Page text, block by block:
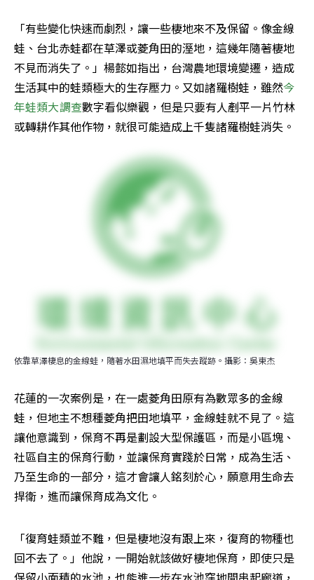
「有些變化快速而劇烈，讓一些棲地來不及保留。像金線
蛙、台北赤蛙都在草澤或菱角田的溼地，這幾年隨著棲地
不見而消失了。」楊懿如指出，台灣農地環境變遷，造成
生活其中的蛙類極大的生存壓力。又如諸羅樹蛙，雖然今
年蛙類大調查數字看似樂觀，但是只要有人剷平一片竹林
或轉耕作其他作物，就很可能造成上千隻諸羅樹蛙消失。
依靠草澤棲息的金線蛙，隨著水田濕地填平而失去蹤跡。攝影：吳東杰
花蓮的一次案例是，在一處菱角田原有為數眾多的金線
蛙，但地主不想種菱角把田地填平，金線蛙就不見了。這
讓他意識到，保育不再是劃設大型保護區，而是小區塊、
社區自主的保育行動，並讓保育實踐於日常，成為生活、
乃至生命的一部分，這才會讓人銘刻於心，願意用生命去
捍衛，進而讓保育成為文化。
「復育蛙類並不難，但是棲地沒有跟上來，復育的物種也
回不去了。」他說，一開始就該做好棲地保育，即使只是